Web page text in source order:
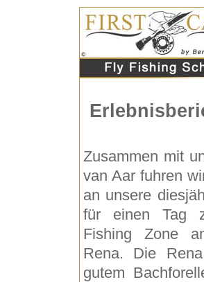
Zusammen mit
van Aar fuhren
an unsere
für einen Tag
Fishing Zone
Rena. Die
gutem